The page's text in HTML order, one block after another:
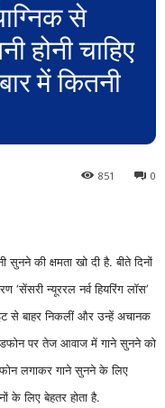
से
होनी चाहिए
में कितनी
0
851
की क्षमता खो दी है. बीते दिनों
न्यूररल नर्व हियरिंग लॉस’
से बाहर निकलीं और उन्हें अचानक
पर तेज आवाज में गाने सुनने को
लगाकर गाने सुनने के लिए
के लिए बेहतर होता है.